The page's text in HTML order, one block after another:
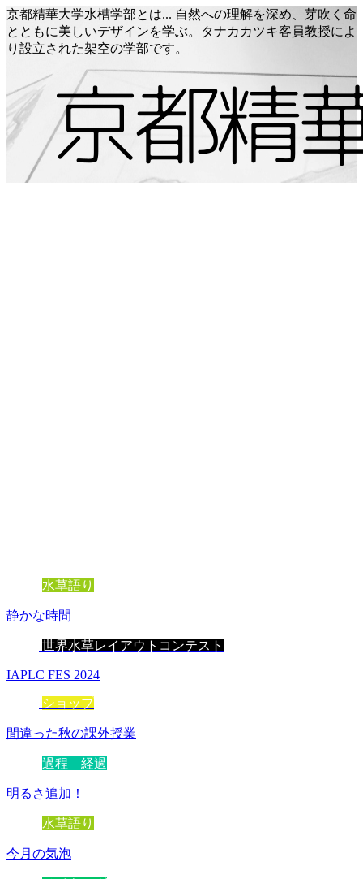
京都精華大学水槽学部とは... 自然への理解を深め、芽吹く命
とともに美しいデザインを学ぶ。タナカカツキ客員教授によ
り設立された架空の学部です。
水草語り
静かな時間
世界水草レイアウトコンテスト
IAPLC FES 2024
ショップ
間違った秋の課外授業
過程 経過
明るさ追加！
水草語り
今月の気泡